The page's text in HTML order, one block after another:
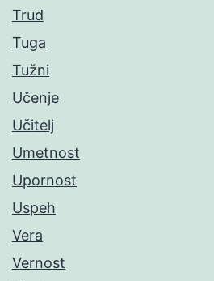
Trud
Tuga
Tužni
Učenje
Učitelj
Umetnost
Upornost
Uspeh
Vera
Vernost